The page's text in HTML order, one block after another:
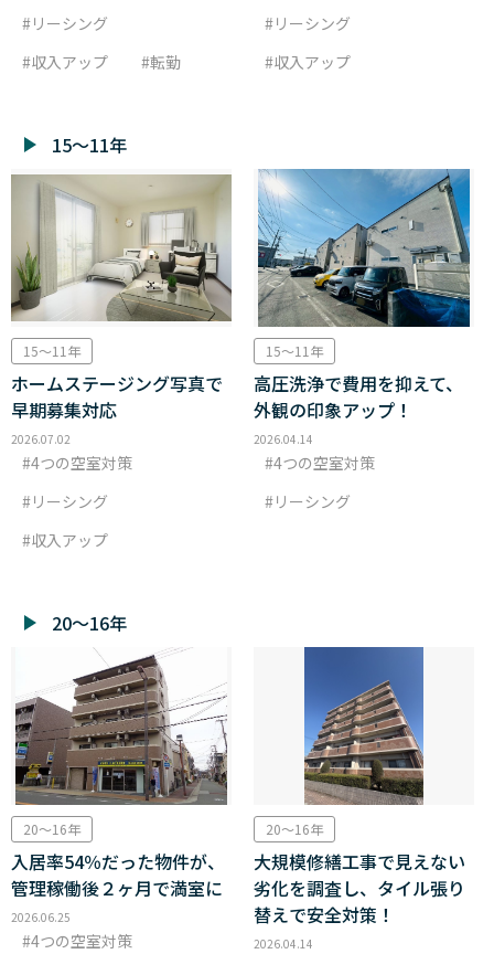
リーシング
収入アップ
転勤
リーシング
収入アップ
15～11年
15～11年
ホームステージング写真で
早期募集対応
2026.07.02
4つの空室対策
リーシング
収入アップ
15～11年
高圧洗浄で費用を抑えて、
外観の印象アップ！
2026.04.14
4つの空室対策
リーシング
20～16年
20～16年
入居率54％だった物件が、
管理稼働後２ヶ月で満室に
2026.06.25
4つの空室対策
20～16年
大規模修繕工事で見えない
劣化を調査し、タイル張り
替えで安全対策！
2026.04.14